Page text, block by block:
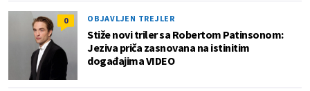
0 OBJAVLJEN TREJLER
Stiže novi triler sa Robertom Patinsonom:
Jeziva priča zasnovana na istinitim
događajima VIDEO